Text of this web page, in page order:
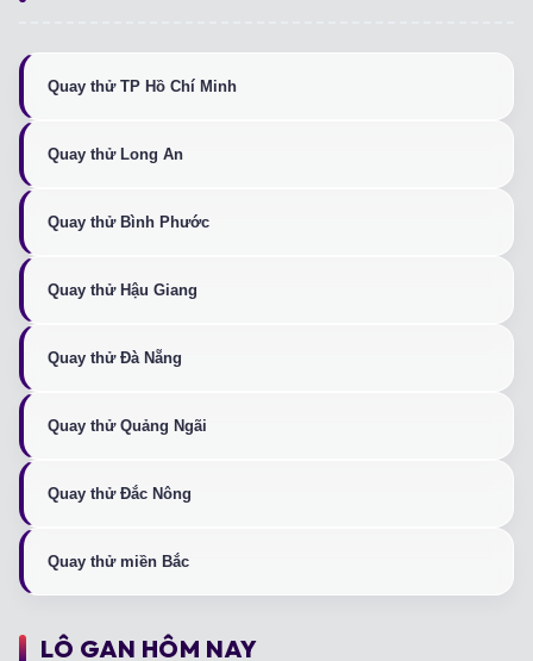
Quay thử TP Hồ Chí Minh
Quay thử Long An
Quay thử Bình Phước
Quay thử Hậu Giang
Quay thử Đà Nẵng
Quay thử Quảng Ngãi
Quay thử Đắc Nông
Quay thử miền Bắc
LÔ GAN HÔM NAY